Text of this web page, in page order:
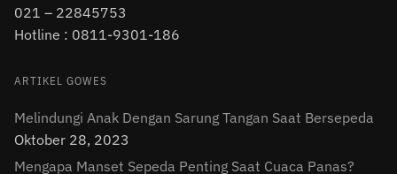
021 – 22845753
Hotline : 0811-9301-186
ARTIKEL GOWES
Melindungi Anak Dengan Sarung Tangan Saat Bersepeda
Oktober 28, 2023
Mengapa Manset Sepeda Penting Saat Cuaca Panas?